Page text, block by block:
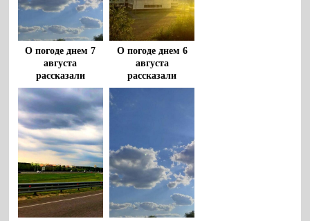
О погоде днем 7
августа
рассказали
воронежцам
О погоде днем 6
августа
рассказали
воронежцам